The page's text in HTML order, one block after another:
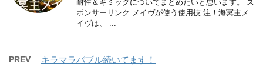
耐性＆ギミックについてまとめたいと思います。 ス
ポンサーリンク メイヴが使う使用技 注！海冥主メ
イヴは、 ...
PREV キラマラバブル続いてます！